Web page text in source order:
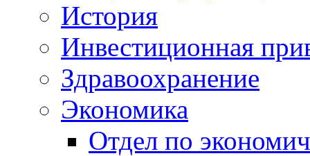
История
Инвестиционная
Здравоохранение
Экономика
Отдел по